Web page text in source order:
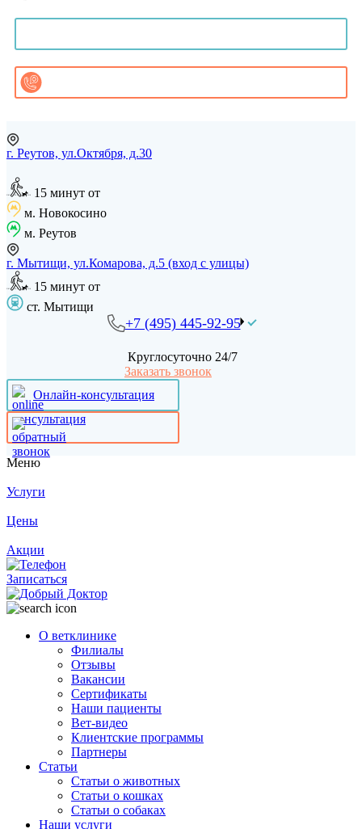
г. Реутов, ул.Октября, д.30
15 минут от
м. Новокосино
м. Реутов
г. Мытищи, ул.Комарова, д.5 (вход с улицы)
15 минут от
ст. Мытищи
+7 (495) 445-92-95
Круглосуточно 24/7
Заказать звонок
Онлайн-консультация
Меню
Услуги
Цены
Акции
Записаться
О ветклинике
Филиалы
Отзывы
Вакансии
Сертификаты
Наши пациенты
Вет-видео
Клиентские программы
Партнеры
Статьи
Статьи о животных
Статьи о кошках
Статьи о собаках
Наши услуги